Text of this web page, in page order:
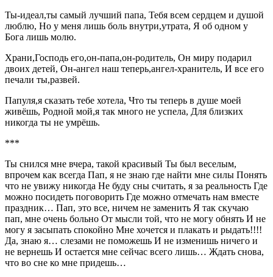
Ты-идеал,ты самый лучший папа, Тебя всем сердцем и душой
люблю, Но у меня лишь боль внутри,утрата, Я об одном у
Бога лишь молю.
Храни,Господь его,он-папа,он-родитель, Он миру подарил
двоих детей, Он-ангел наш теперь,ангел-хранитель, И все его
печали ты,развей.
Папуля,я сказать тебе хотела, Что ты теперь в душе моей
живёшь, Родной мой,я так много не успела, Для близких
никогда ты не умрёшь.
***
Ты снился мне вчера, такой красивый Ты был веселым,
впрочем как всегда Пап, я не знаю где найти мне силы Понять
что не увижу никогда Не буду сны считать, я за реальность Где
можно посидеть поговорить Где можно отмечать нам вместе
праздник… Пап, это все, ничем не заменить Я так скучаю
пап, мне очень больно От мысли той, что не могу обнять И не
могу я засыпать спокойно Мне хочется и плакать и рыдать!!!!
Да, знаю я… слезами не поможешь И не изменишь ничего и
не вернешь И остается мне сейчас всего лишь… Ждать снова,
что во сне ко мне придешь…